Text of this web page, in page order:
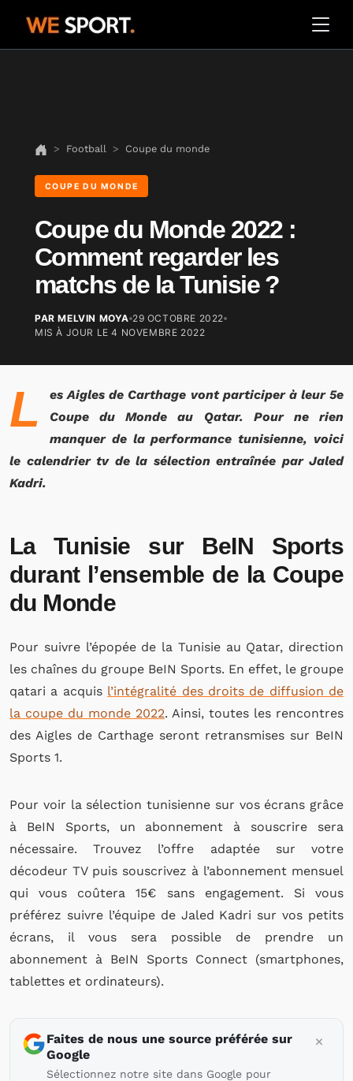
Football Coupe du monde
COUPE DU MONDE
Coupe du Monde 2022 :
Comment regarder les
matchs de la Tunisie ?
PAR MELVIN MOYA 29 OCTOBRE 2022
MIS À JOUR LE4 NOVEMBRE 2022
L
es Aigles de Carthage vont participer à leur 5e
Coupe du Monde au Qatar. Pour ne rien
manquer de la performance tunisienne, voici
le calendrier tv de la sélection entraînée par Jaled
Kadri.
La Tunisie sur BeIN Sports
durant l’ensemble de la Coupe
du Monde
Pour suivre l’épopée de la Tunisie au Qatar, direction
les chaînes du groupe BeIN Sports. En effet, le groupe
qatari a acquis l’intégralité des droits de diffusion de
la coupe du monde 2022. Ainsi, toutes les rencontres
des Aigles de Carthage seront retransmises sur BeIN
Sports 1.
Pour voir la sélection tunisienne sur vos écrans grâce
à BeIN Sports, un abonnement à souscrire sera
nécessaire. Trouvez l’offre adaptée sur votre
décodeur TV puis souscrivez à l’abonnement mensuel
qui vous coûtera 15€ sans engagement. Si vous
préférez suivre l’équipe de Jaled Kadri sur vos petits
écrans, il vous sera possible de prendre un
abonnement à BeIN Sports Connect (smartphones,
tablettes et ordinateurs).
Faites de nous une source préférée sur
Google
Sélectionnez notre site dans Google pour